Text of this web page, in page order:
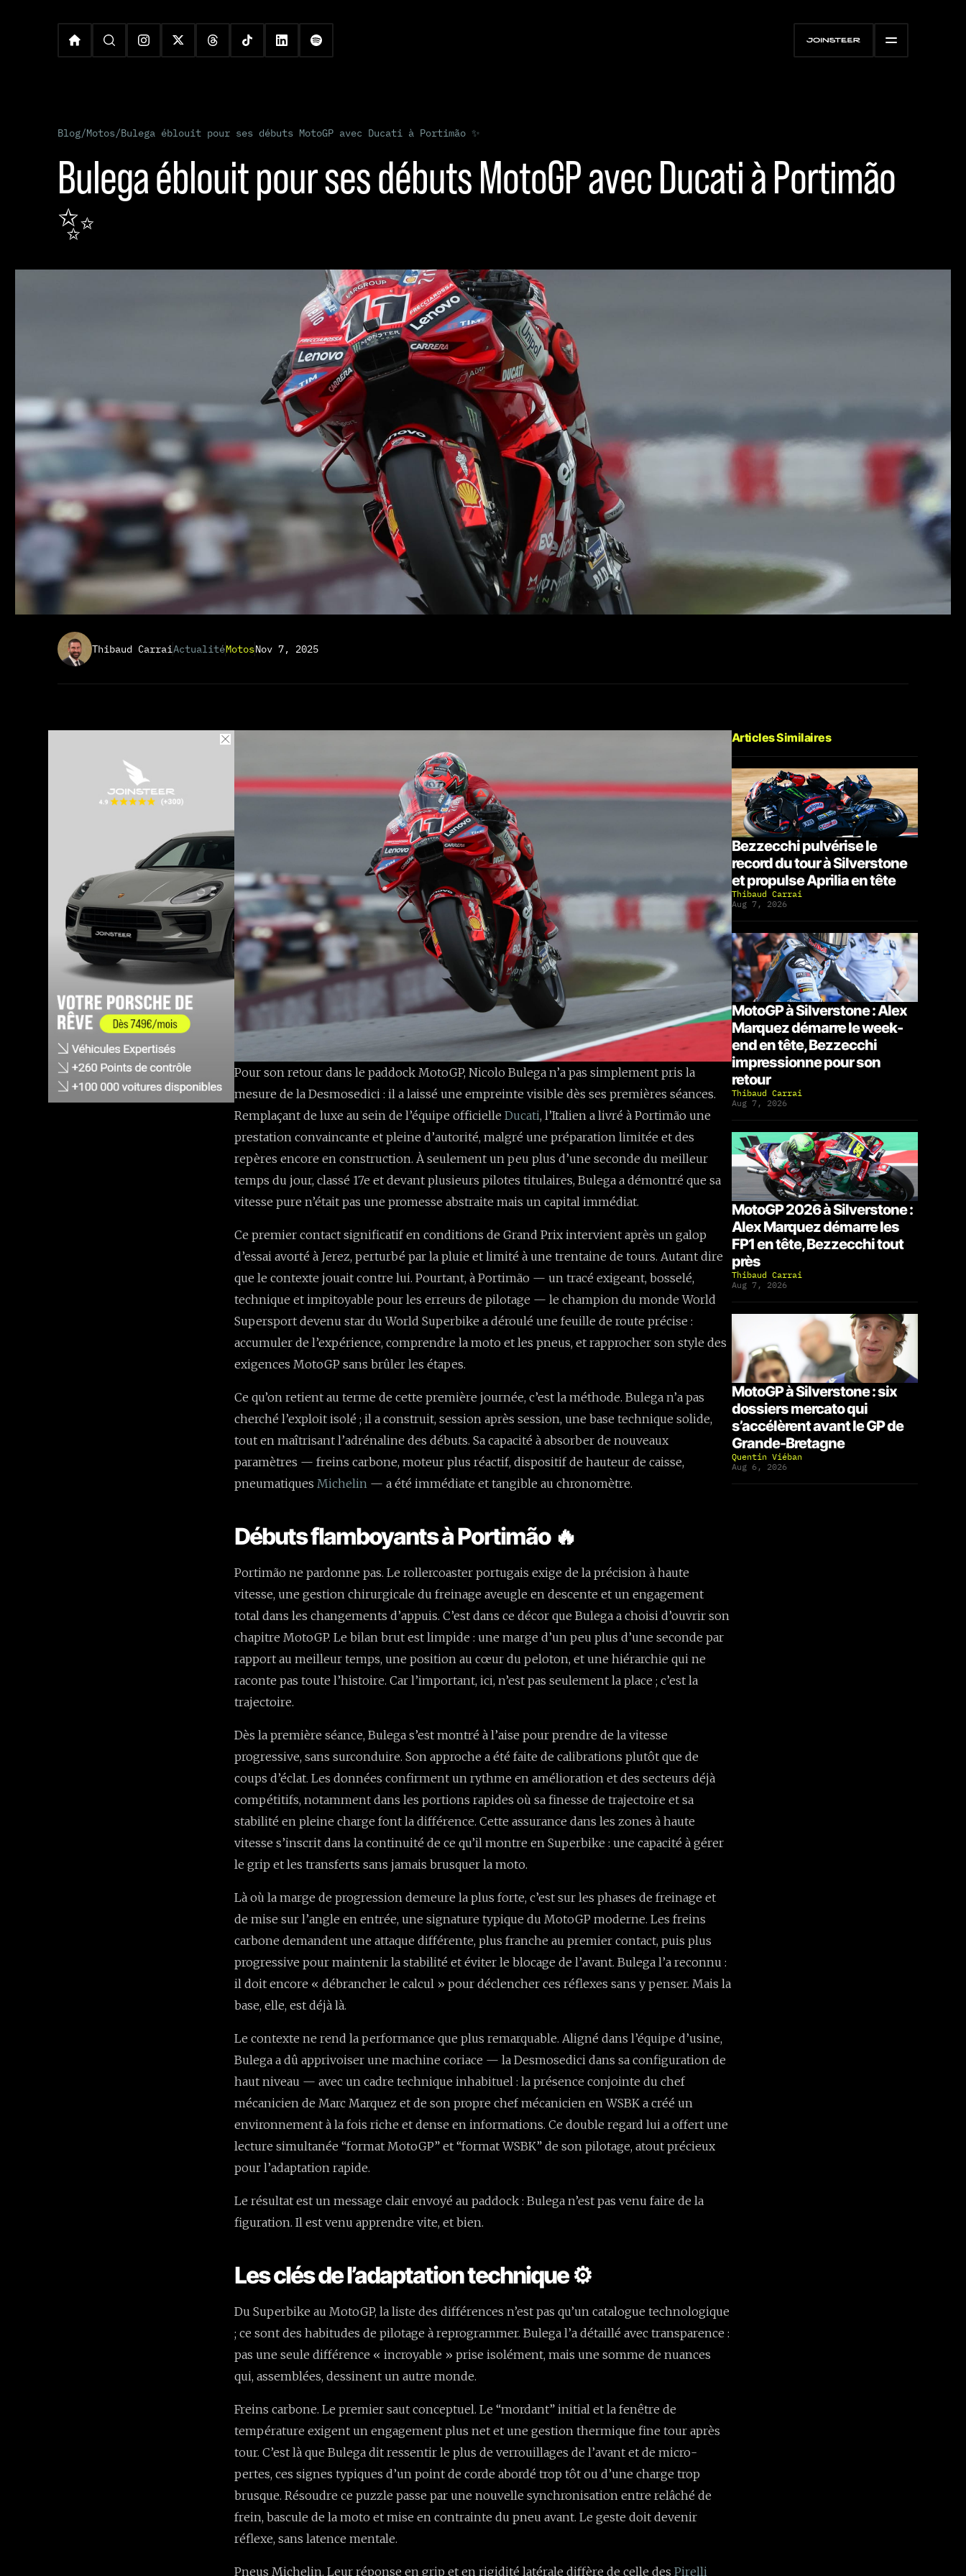
Blog/Motos/Bulega éblouit pour ses débuts MotoGP avec Ducati à Portimão ✨
Bulega éblouit pour ses débuts MotoGP avec Ducati à Portimão
✨
Thibaud Carrai ActualitéMotosNov 7, 2025
Pour son retour dans le paddock MotoGP, Nicolo Bulega n’a pas simplement pris la
mesure de la Desmosedici : il a laissé une empreinte visible dès ses premières séances.
Remplaçant de luxe au sein de l’équipe officielleDucati, l’Italien a livré à Portimão une
prestation convaincante et pleine d’autorité, malgré une préparation limitée et des
repères encore en construction. À seulement un peu plus d’une seconde du meilleur
temps du jour, classé 17e et devant plusieurs pilotes titulaires, Bulega a démontré que sa
vitesse pure n’était pas une promesse abstraite mais un capital immédiat.
Ce premier contact significatif en conditions de Grand Prix intervient après un galop
d’essai avorté à Jerez, perturbé par la pluie et limité à une trentaine de tours. Autant dire
que le contexte jouait contre lui. Pourtant, à Portimão — un tracé exigeant, bosselé,
technique et impitoyable pour les erreurs de pilotage — le champion du monde World
Supersport devenu star du World Superbike a déroulé une feuille de route précise :
accumuler de l’expérience, comprendre la moto et les pneus, et rapprocher son style des
exigences MotoGP sans brûler les étapes.
Ce qu’on retient au terme de cette première journée, c’est la méthode. Bulega n’a pas
cherché l’exploit isolé ; il a construit, session après session, une base technique solide,
tout en maîtrisant l’adrénaline des débuts. Sa capacité à absorber de nouveaux
paramètres — freins carbone, moteur plus réactif, dispositif de hauteur de caisse,
pneumatiques Michelin — a été immédiate et tangible au chronomètre.
Débuts flamboyants à Portimão 🔥
Portimão ne pardonne pas. Le rollercoaster portugais exige de la précision à haute
vitesse, une gestion chirurgicale du freinage aveugle en descente et un engagement
total dans les changements d’appuis. C’est dans ce décor que Bulega a choisi d’ouvrir son
chapitre MotoGP. Le bilan brut est limpide : une marge d’un peu plus d’une seconde par
rapport au meilleur temps, une position au cœur du peloton, et une hiérarchie qui ne
raconte pas toute l’histoire. Car l’important, ici, n’est pas seulement la place ; c’est la
trajectoire.
Dès la première séance, Bulega s’est montré à l’aise pour prendre de la vitesse
progressive, sans surconduire. Son approche a été faite de calibrations plutôt que de
coups d’éclat. Les données confirment un rythme en amélioration et des secteurs déjà
compétitifs, notamment dans les portions rapides où sa finesse de trajectoire et sa
stabilité en pleine charge font la différence. Cette assurance dans les zones à haute
vitesse s’inscrit dans la continuité de ce qu’il montre en Superbike : une capacité à gérer
le grip et les transferts sans jamais brusquer la moto.
Là où la marge de progression demeure la plus forte, c’est sur les phases de freinage et
de mise sur l’angle en entrée, une signature typique du MotoGP moderne. Les freins
carbone demandent une attaque différente, plus franche au premier contact, puis plus
progressive pour maintenir la stabilité et éviter le blocage de l’avant. Bulega l’a reconnu :
il doit encore « débrancher le calcul » pour déclencher ces réflexes sans y penser. Mais la
base, elle, est déjà là.
Le contexte ne rend la performance que plus remarquable. Aligné dans l’équipe d’usine,
Bulega a dû apprivoiser une machine coriace — la Desmosedici dans sa configuration de
haut niveau — avec un cadre technique inhabituel : la présence conjointe du chef
mécanicien de Marc Marquez et de son propre chef mécanicien en WSBK a créé un
environnement à la fois riche et dense en informations. Ce double regard lui a offert une
lecture simultanée “format MotoGP” et “format WSBK” de son pilotage, atout précieux
pour l’adaptation rapide.
Le résultat est un message clair envoyé au paddock : Bulega n’est pas venu faire de la
figuration. Il est venu apprendre vite, et bien.
Les clés de l’adaptation technique ⚙️
Du Superbike au MotoGP, la liste des différences n’est pas qu’un catalogue technologique
; ce sont des habitudes de pilotage à reprogrammer. Bulega l’a détaillé avec transparence :
pas une seule différence « incroyable » prise isolément, mais une somme de nuances
qui, assemblées, dessinent un autre monde.
Freins carbone. Le premier saut conceptuel. Le “mordant” initial et la fenêtre de
température exigent un engagement plus net et une gestion thermique fine tour après
tour. C’est là que Bulega dit ressentir le plus de verrouillages de l’avant et de micro-
pertes, ces signes typiques d’un point de corde abordé trop tôt ou d’une charge trop
brusque. Résoudre ce puzzle passe par une nouvelle synchronisation entre relâché de
frein, bascule de la moto et mise en contrainte du pneu avant. Le geste doit devenir
réflexe, sans latence mentale.
Pneus Michelin. Leur réponse en grip et en rigidité latérale diffère de celle desPirelli
Articles Similaires
Bezzecchi pulvérise le
record du tour à Silverstone
et propulse Aprilia en tête
Thibaud Carrai
Aug 7, 2026
MotoGP à Silverstone : Alex
Marquez démarre le week-
end en tête, Bezzecchi
impressionne pour son
retour
Thibaud Carrai
Aug 7, 2026
MotoGP 2026 à Silverstone :
Alex Marquez démarre les
FP1 en tête, Bezzecchi tout
près
Thibaud Carrai
Aug 7, 2026
MotoGP à Silverstone : six
dossiers mercato qui
s’accélèrent avant le GP de
Grande-Bretagne
Quentin Viéban
Aug 6, 2026